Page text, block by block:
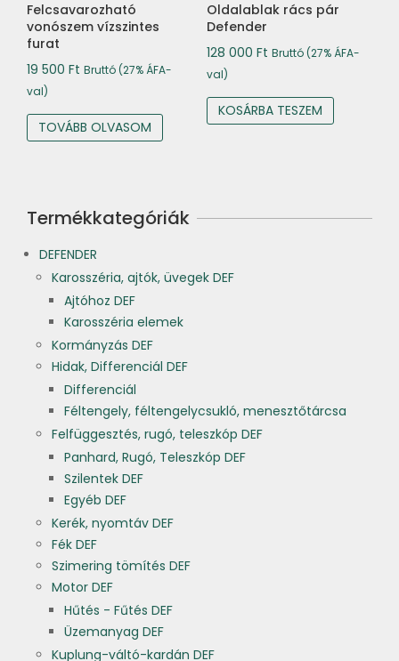
Felcsavarozható
vonószem vízszintes
furat
19 500 Ft Bruttó (27% ÁFA-
val)
TOVÁBB OLVASOM
Oldalablak rács pár
Defender
128 000 Ft Bruttó (27% ÁFA-
val)
KOSÁRBA TESZEM
Termékkategóriák
DEFENDER
Karosszéria, ajtók, üvegek DEF
Ajtóhoz DEF
Karosszéria elemek
Kormányzás DEF
Hidak, Differenciál DEF
Differenciál
Féltengely, féltengelycsukló, menesztőtárcsa
Felfüggesztés, rugó, teleszkóp DEF
Panhard, Rugó, Teleszkóp DEF
Szilentek DEF
Egyéb DEF
Kerék, nyomtáv DEF
Fék DEF
Szimering tömítés DEF
Motor DEF
Hűtés - Fűtés DEF
Üzemanyag DEF
Kuplung-váltó-kardán DEF